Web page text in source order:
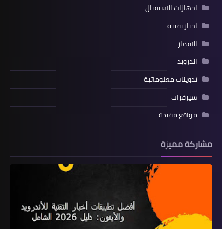
اجهازات الاستقبال
اخبار تقنية
الاقمار
اندرويد
تدوينات معلوماتية
سيرفرات
مواقع مفيدة
مشاركة مميزة